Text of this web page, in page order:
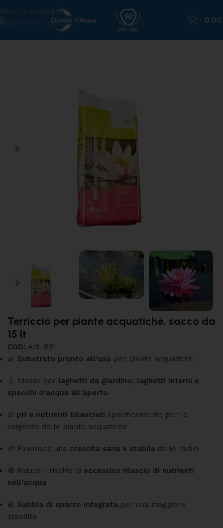
Skip to navigation
Skip to main content
0
0,00
Terriccio per piante acquatiche, sacco da
15 lt
COD: Art. 831
🌿 Substrato pronto all’uso per piante acquatiche
💧 Ideale per laghetti da giardino, laghetti interni e
specchi d’acqua all’aperto
⚖️ pH e nutrienti bilanciati specificamente per le
esigenze delle piante acquatiche
🌱 Favorisce una crescita sana e stabile delle radici
🚫 Riduce il rischio di eccessivo rilascio di nutrienti
nell’acqua
🪨 Sabbia di quarzo integrata per una maggiore
stabilità